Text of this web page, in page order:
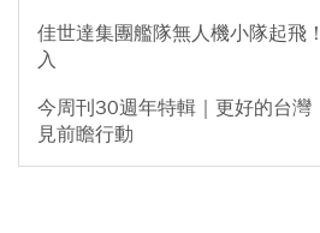
佳世達集團艦隊無人機小隊起飛
入
今周刊30週年特輯｜更好的台灣
見前瞻行動